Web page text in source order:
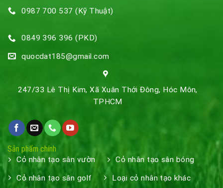
0987 700 537 (Kỹ Thuật)
0849 396 396 (PKD)
quocdat185@gmail.com
247/33 Lê Thị Kim, Xã Xuân Thới Đông, Hóc Môn,
TPHCM
Sản phẩm chính
Cỏ nhân tạo sân vườn Cỏ nhân tạo sân bóng
Cỏ nhân tạo sân golf Loại cỏ nhân tạo khác